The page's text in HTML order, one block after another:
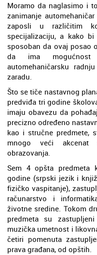
Moramo da naglasimo i
zanimanje
zaposli u različitim
specijalizaciju, a kako
sposoban da ovaj posao
da ima
automehaničarsku
zaradu.
Što se tiče nastavnog
predviđa tri godine
imaju obavezu da
precizno određeno
kao i stručne predmete,
mnogo veći akcenat
obrazovanja.
Sem 4 opšta
godine (srpski jezik i
fizičko vaspitanje),
računarstvo i
životne sredine. Tokom
predmeta su
muzička umetnost i
četiri pomenuta
prava građana, od opštih.